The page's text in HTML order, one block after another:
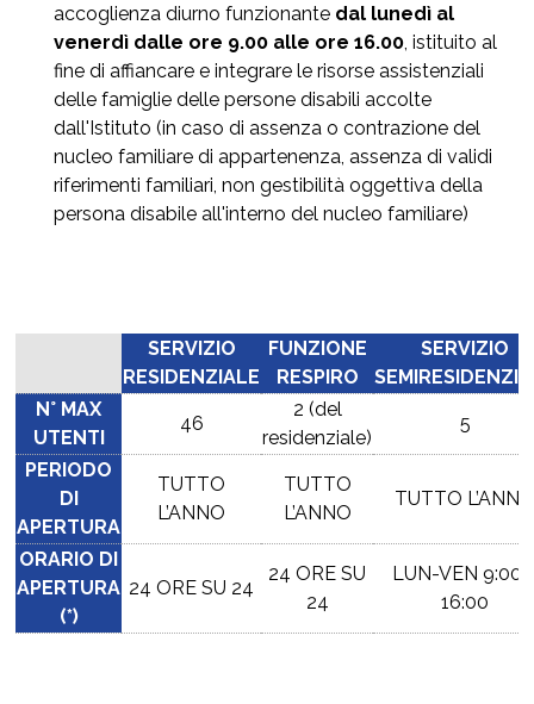
accoglienza diurno funzionante dal lunedì al
venerdì dalle ore 9.00 alle ore 16.00, istituito al
fine di affiancare e integrare le risorse assistenziali
delle famiglie delle persone disabili accolte
dall'Istituto (in caso di assenza o contrazione del
nucleo familiare di appartenenza, assenza di validi
riferimenti familiari, non gestibilità oggettiva della
persona disabile all'interno del nucleo familiare)
SERVIZIO
RESIDENZIALE
FUNZIONE
RESPIRO
SERVIZIO
N° MAX
UTENTI
46
2 (del
residenziale)
5
PERIODO
DI
APERTURA
TUTTO
L’ANNO
TUTTO
L’ANNO
TUTTO L’ANNO
ORARIO DI
APERTURA
(*)
24 ORE SU 24
24 ORE SU
24
LUN-VEN 9:00
16:00